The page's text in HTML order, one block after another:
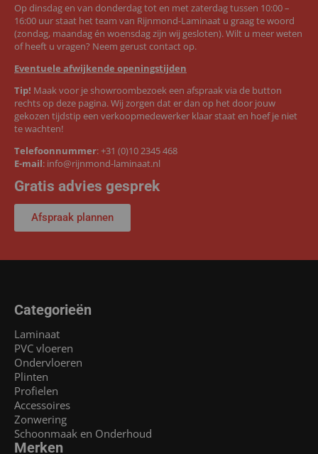
Op dinsdag en van donderdag tot en met zaterdag tussen 10:00 –
16:00 uur staat het team van Rijnmond-Laminaat u graag te woord
(zondag, maandag én woensdag zijn wij gesloten). Wilt u meer weten
of heeft u vragen? Neem gerust contact op.
Eventuele afwijkende openingstijden
Tip! Maak voor je showroombezoek een afspraak via de button
rechts op deze pagina. Wij zorgen dat er dan op het door jouw
gekozen tijdstip een verkoopmedewerker klaar staat en hoef je niet
te wachten!
Telefoonnummer:+31 (0)10 2345 468
E-mail: info@rijnmond-laminaat.nl
Gratis advies gesprek
Afspraak plannen
Categorieën
Laminaat
PVC vloeren
Ondervloeren
Plinten
Profielen
Accessoires
Zonwering
Schoonmaak en Onderhoud
Merken